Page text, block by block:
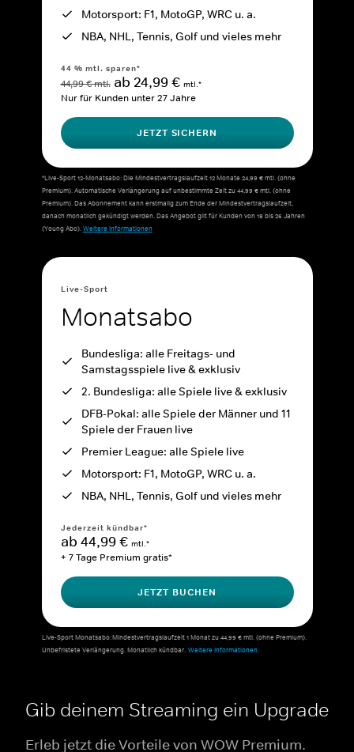
Motorsport: F1, MotoGP, WRC u. a.
NBA, NHL, Tennis, Golf und vieles mehr
44 % mtl. sparen*
44,99 € mtl. ab 24,99 € mtl.*
Nur für Kunden unter 27 Jahre
JETZT SICHERN
*Live-Sport 12-Monatsabo: Die Mindestvertragslaufzeit 12 Monate 24,99 € mtl. (ohne
Premium). Automatische Verlängerung auf unbestimmte Zeit zu 44,99 € mtl. (ohne
Premium). Das Abonnement kann erstmalig zum Ende der Mindestvertragslaufzeit,
danach monatlich gekündigt werden. Das Angebot gilt für Kunden von 18 bis 26 Jahren
(Young Abo).Weitere Informationen
Live-Sport
Monatsabo
Bundesliga: alle Freitags- und
Samstagsspiele live & exklusiv
2. Bundesliga: alle Spiele live & exklusiv
DFB-Pokal: alle Spiele der Männer und 11
Spiele der Frauen live
Premier League: alle Spiele live
Motorsport: F1, MotoGP, WRC u. a.
NBA, NHL, Tennis, Golf und vieles mehr
Jederzeit kündbar*
ab 44,99 € mtl.*
+ 7 Tage Premium gratis*
JETZT BUCHEN
Live-Sport Monatsabo: Mindestvertragslaufzeit 1 Monat zu 44,99 € mtl. (ohne Premium).
Unbefristete Verlängerung. Monatlich kündbar. Weitere Informationen.
Gib deinem Streaming ein Upgrade
Erleb jetzt die Vorteile von WOW Premium.